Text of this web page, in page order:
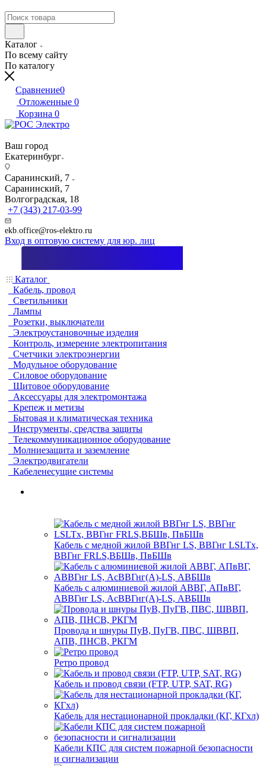
Каталог
По всему сайту
По каталогу
Сравнение0
Отложенные 0
Корзина 0
Ваш город
Екатеринбург
Саранинский, 7
Саранинский, 7
Волгоградская, 18
+7 (343) 217-03-99
ekb.office@ros-elektro.ru
Вход в оптовую систему для юр. лиц
Каталог
Кабель, провод
Светильники
Лампы
Розетки, выключатели
Электроустановочные изделия
Контроль, измерение электропитания
Счетчики электроэнергии
Модульное оборудование
Силовое оборудование
Щитовое оборудование
Аксессуары для электромонтажа
Крепеж и метизы
Бытовая и климатическая техника
Инструменты, средства защиты
Телекоммуникационное оборудование
Молниезащита и заземление
Электродвигатели
Кабеленесущие системы
Кабель с медной жилой ВВГнг LS, ВВГнг LSLTx,
ВВГнг FRLS,ВБШв, ПвБШв
Кабель с алюминиевой жилой АВВГ, АПвВГ,
АВВГнг LS, АсВВГнг(А)-LS, АВБШв
Провода и шнуры ПуВ, ПуГВ, ПВС, ШВВП,
АПВ, ПНСВ, РКГМ
Ретро провод
Кабель и провод связи (FTP, UTP, SAT, RG)
Кабель для нестационарной прокладки (КГ, КГхл)
Кабели КПС для систем пожарной безопасности
и сигнализации